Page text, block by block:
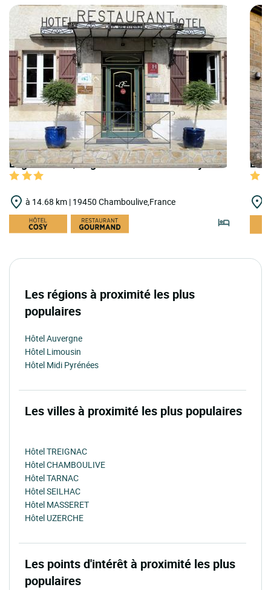
Logis Hôtels | Logis Hôtel Deshors-Foujanet
à 14.68 km | 19450 Chamboulive,France
Les régions à proximité les plus
populaires
Hôtel Auvergne
Hôtel Limousin
Hôtel Midi Pyrénées
Les villes à proximité les plus populaires
Hôtel TREIGNAC
Hôtel CHAMBOULIVE
Hôtel TARNAC
Hôtel SEILHAC
Hôtel MASSERET
Hôtel UZERCHE
Les points d'intérêt à proximité les plus
populaires